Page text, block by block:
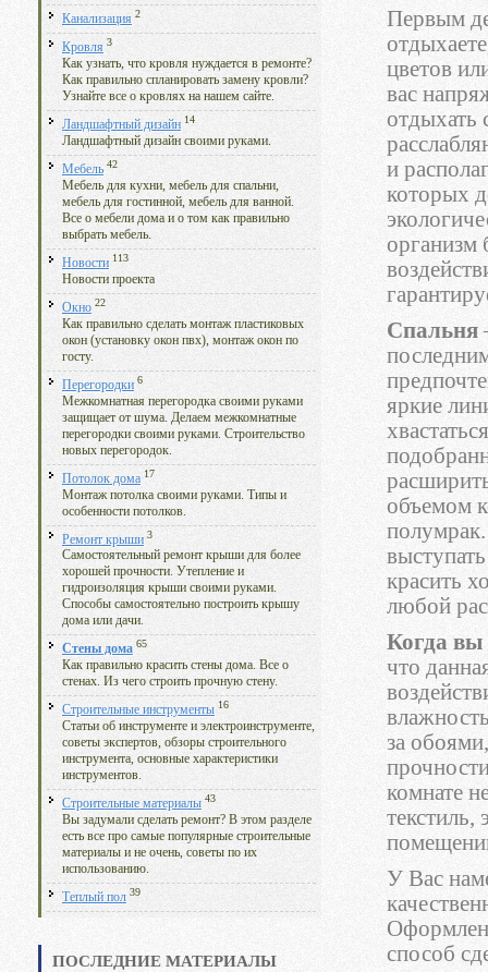
Канализация 2
Кровля 3
Как узнать, что кровля нуждается в ремонте?
Как правильно спланировать замену кровли?
Узнайте все о кровлях на нашем сайте.
Ландшафтный дизайн 14
Ландшафтный дизайн своими руками.
Мебель 42
Мебель для кухни, мебель для спальни,
мебель для гостинной, мебель для ванной.
Все о мебели дома и о том как правильно
выбрать мебель.
Новости 113
Новости проекта
Окно 22
Как правильно сделать монтаж пластиковых
окон (установку окон пвх), монтаж окон по
госту.
Перегородки 6
Межкомнатная перегородка своими руками
защищает от шума. Делаем межкомнатные
перегородки своими руками. Строительство
новых перегородок.
Потолок дома 17
Монтаж потолка своими руками. Типы и
особенности потолков.
Ремонт крыши 3
Самостоятельный ремонт крыши для более
хорошей прочности. Утепление и
гидроизоляция крыши своими руками.
Способы самостоятельно построить крышу
дома или дачи.
Стены дома 65
Как правильно красить стены дома. Все о
стенах. Из чего строить прочную стену.
Строительные инструменты 16
Статьи об инструменте и электроинструменте,
советы экспертов, обзоры строительного
инструмента, основные характеристики
инструментов.
Строительные материалы 43
Вы задумали сделать ремонт? В этом разделе
есть все про самые популярные строительные
материалы и не очень, советы по их
использованию.
Теплый пол 39
ПОСЛЕДНИЕ МАТЕРИАЛЫ
Первым
цветов
вас
отдыхать
и
которых
организм
Спальня
яркие
объемом
красить
любой
Когда вы
что
за
комнате
текстиль,
У Вас
способ